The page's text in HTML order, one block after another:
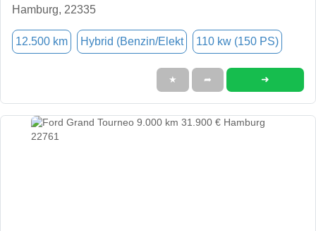
Hamburg, 22335
12.500 km Hybrid (Benzin/Elekt 110 kw (150 PS)
★ ➦ ➜